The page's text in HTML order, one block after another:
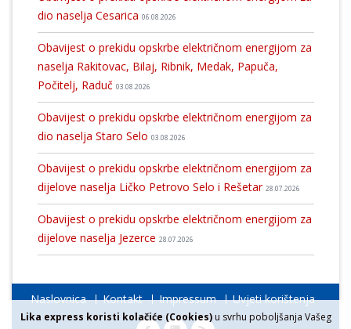
Lika express koristi kolačiće (Cookies)u svrhu poboljšanja Vašeg
dio naselja Cesarica 06.08.2026
Obavijest o prekidu opskrbe električnom energijom za
naselja Rakitovac, Bilaj, Ribnik, Medak, Papuča,
Počitelj, Raduč 03.08.2026
Obavijest o prekidu opskrbe električnom energijom za
dio naselja Staro Selo 03.08.2026
Obavijest o prekidu opskrbe električnom energijom za
dijelove naselja Ličko Petrovo Selo i Rešetar 28.07.2026
Obavijest o prekidu opskrbe električnom energijom za
dijelove naselja Jezerce 28.07.2026
Naslovnica Kontakt Impressum Uvjeti korištenja